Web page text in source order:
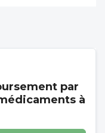
par
à